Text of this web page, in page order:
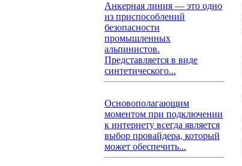
Анкерная линия — это одно
из приспособлений
безопасности
промышленных
альпинистов.
Представляется в виде
синтетического...
Основополагающим
моментом при подключении
к интернету всегда является
выбор провайдера, который
может обеспечить...